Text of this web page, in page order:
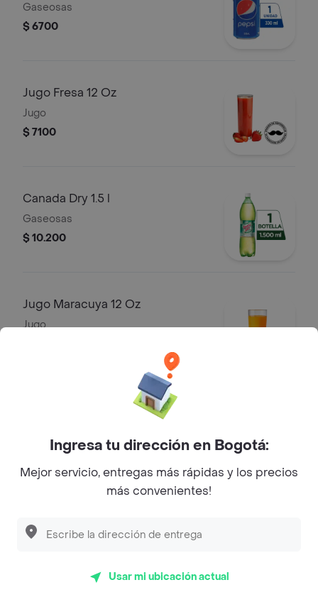
Gaseosas
$ 6700
Jugo Fresa 12 Oz
Jugo
$ 7100
Canada Dry 1.5 l
Gaseosas
$ 10.200
Jugo Maracuya 12 Oz
Jugo
$ 7100
Jugo
Ingresa tu dirección en Bogotá:
Mejor servicio, entregas más rápidas y los precios
más convenientes!
Usar mi ubicación actual